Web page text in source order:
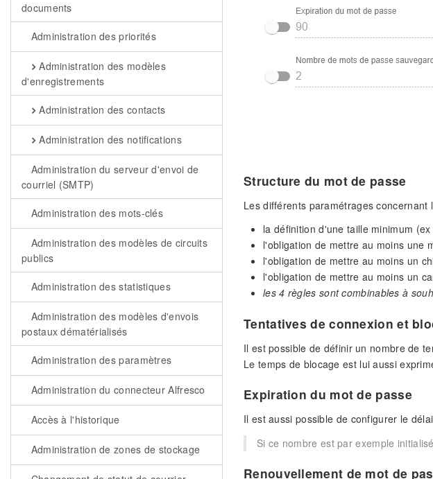
documents
Administration des priorités
Administration des modèles
d'enregistrements
Administration des contacts
Administration des notifications
Administration du serveur d'envoi de
courriel (SMTP)
Administration des mots-clés
Administration des modèles de circuits
publics
Administration des statistiques
Administration des modèles d'envois
postaux dématérialisés
Administration des paramètres
Administration du connecteur Alfresco
Accès à l'historique
Administration de zones de stockage
Structure du mot de passe
Les différents paramétrages concernant
la définition d'une taille minimum
l'obligation de mettre au moins une
l'obligation de mettre au moins un
l'obligation de mettre au moins un
les 4 règles sont combinables à
Tentatives de connexion et
Il est possible de définir un nombre de
Le temps de blocage est lui aussi
Expiration du mot de passe
Il est aussi possible de configurer le
Si ce nombre est par exemple
Renouvellement de mot de